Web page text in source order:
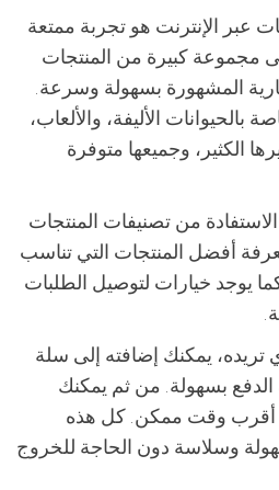
عبر الإنترنت هو تجربة ممتعة
مجموعة كبيرة من المنتجات
المشهورة بسهولة وسرعة.
بالحيوانات الأليفة، والألعاب،
الكثير، وجميعها متوفرة
من تصنيفات المنتجات
أفضل المنتجات التي تناسب
يوجد خيارات لتوصيل الطلبات
تريده، يمكنك إضافته إلى سلة
الدفع بسهولة. من ثم يمكنك
أقرب وقت ممكن. كل هذه
وسلاسة دون الحاجة للخروج